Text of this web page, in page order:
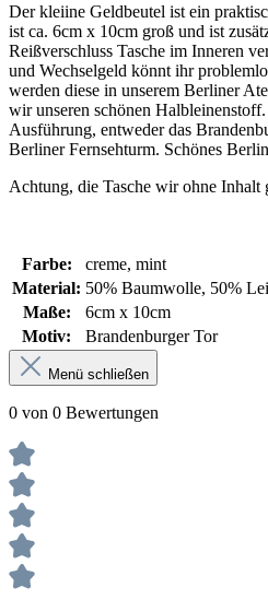
Der kleiine Geldbeutel ist ein
ist ca. 6cm x 10cm groß und ist
Reißverschluss Tasche im Inneren
und Wechselgeld könnt ihr
werden diese in unserem Berliner
wir unseren schönen
Ausführung, entweder das
Berliner Fernsehturm. Schönes
Achtung, die Tasche wir ohne Inhalt
Farbe: creme, mint
Material: 50% Baumwolle, 50%
Maße:
6cm x 10cm
Motiv:
Brandenburger Tor
Menü schließen
0 von 0 Bewertungen